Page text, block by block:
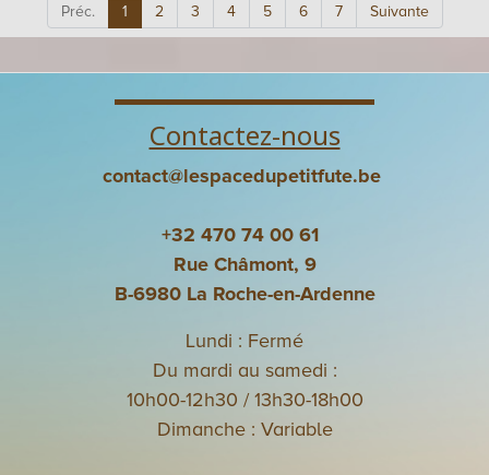
Préc. 1 2 3 4 5 6 7 Suivante
Contactez-nous
contact@lespacedupetitfute.be
+32 470 74 00 61
Rue Châmont, 9
B-6980 La Roche-en-Ardenne
Lundi : Fermé
Du mardi au samedi :
10h00-12h30 / 13h30-18h00
Dimanche : Variable